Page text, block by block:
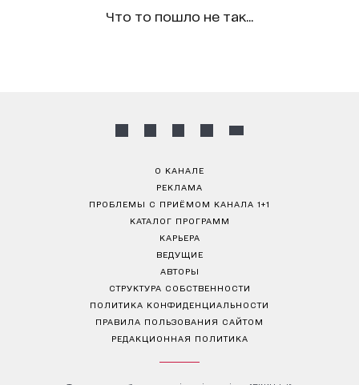
Что то пошло не так...
О КАНАЛЕ
РЕКЛАМА
ПРОБЛЕМЫ С ПРИЁМОМ КАНАЛА 1+1
КАТАЛОГ ПРОГРАММ
КАРЬЕРА
ВЕДУЩИЕ
АВТОРЫ
СТРУКТУРА СОБСТВЕННОСТИ
ПОЛИТИКА КОНФИДЕНЦИАЛЬНОСТИ
ПРАВИЛА ПОЛЬЗОВАНИЯ САЙТОМ
РЕДАКЦИОННАЯ ПОЛИТИКА